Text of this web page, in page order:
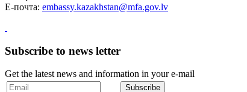
Е-почта: embassy.kazakhstan@mfa.gov.lv
Subscribe to news letter
Get the latest news and information in your e-mail